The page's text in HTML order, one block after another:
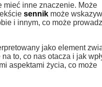
mieć inne znaczenie. Może
sennik może
i innym, co może
jako element
to, co nas otacza i jak
aspektami życia, co może